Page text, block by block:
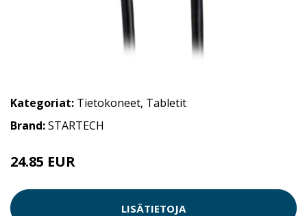
Kategoriat: Tietokoneet, Tabletit
Brand:STARTECH
24.85 EUR
LISÄTIETOJA